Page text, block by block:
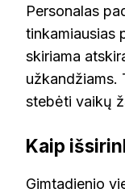
Personalas
tinkamiausias
skiriama
užkandžiams.
stebėti vaikų
Kaip
Gimtadienio